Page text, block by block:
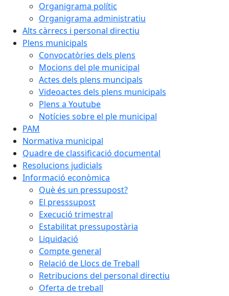
Organigrama polític
Organigrama administratiu
Alts càrrecs i personal directiu
Plens municipals
Convocatòries dels plens
Mocions del ple municipal
Actes dels plens muncipals
Videoactes dels plens municipals
Plens a Youtube
Notícies sobre el ple municipal
PAM
Normativa municipal
Quadre de classificació documental
Resolucions judicials
Informació econòmica
Què és un pressupost?
El presssupost
Execució trimestral
Estabilitat pressupostària
Liquidació
Compte general
Relació de Llocs de Treball
Retribucions del personal directiu
Oferta de treball